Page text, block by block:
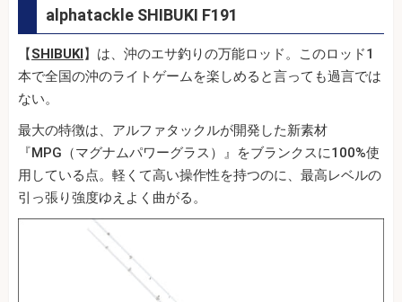
alphatackle SHIBUKI F191
【 SHIBUKI 】は、沖のエサ釣りの万能ロッド。このロッド1
本で全国の沖のライトゲームを楽しめると言っても過言では
ない。
最大の特徴は、アルファタックルが開発した新素材
『MPG（マグナムパワーグラス）』をブランクスに100%使
用している点。軽くて高い操作性を持つのに、最高レベルの
引っ張り強度ゆえよく曲がる。